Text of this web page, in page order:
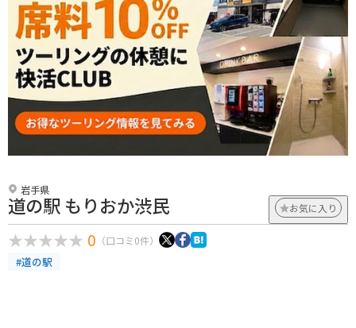
岩手県
道の駅 もりおか渋民 お気に入り
0 （口コミ0件）
#道の駅